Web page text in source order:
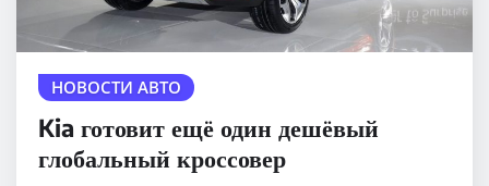
НОВОСТИ АВТО
Kia готовит ещё один дешёвый
глобальный кроссовер